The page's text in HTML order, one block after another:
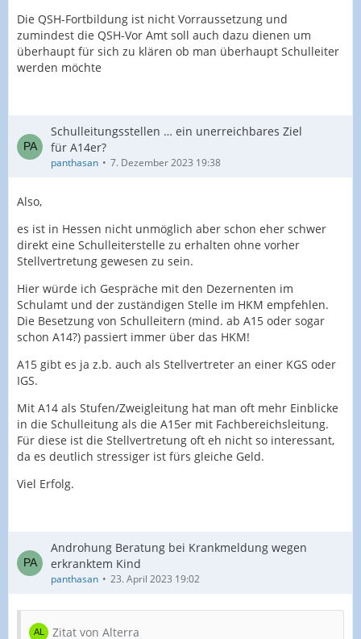
Die QSH-Fortbildung ist nicht Vorraussetzung und
zumindest die QSH-Vor Amt soll auch dazu dienen um
überhaupt für sich zu klären ob man überhaupt Schulleiter
werden möchte
Schulleitungsstellen … ein unerreichbares Ziel
für A14er?
panthasan 7. Dezember 2023 19:38
Also,
es ist in Hessen nicht unmöglich aber schon eher schwer
direkt eine Schulleiterstelle zu erhalten ohne vorher
Stellvertretung gewesen zu sein.
Hier würde ich Gespräche mit den Dezernenten im
Schulamt und der zuständigen Stelle im HKM empfehlen.
Die Besetzung von Schulleitern (mind. ab A15 oder sogar
schon A14?) passiert immer über das HKM!
A15 gibt es ja z.b. auch als Stellvertreter an einer KGS oder
IGS.
Mit A14 als Stufen/Zweigleitung hat man oft mehr Einblicke
in die Schulleitung als die A15er mit Fachbereichsleitung.
Für diese ist die Stellvertretung oft eh nicht so interessant,
da es deutlich stressiger ist fürs gleiche Geld.
Viel Erfolg.
Androhung Beratung bei Krankmeldung wegen
erkranktem Kind
panthasan 23. April 2023 19:02
Zitat von Alterra